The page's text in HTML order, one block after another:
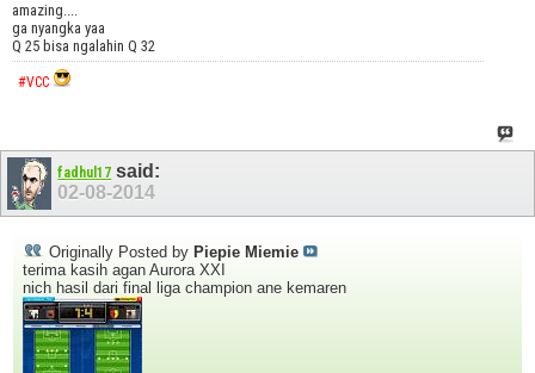
amazing....
ga nyangka yaa
Q 25 bisa ngalahin Q 32
#VCC
fadhul17 said:
02-08-2014
Originally Posted by Piepie Miemie
terima kasih agan Aurora XXI
nich hasil dari final liga champion ane kemaren